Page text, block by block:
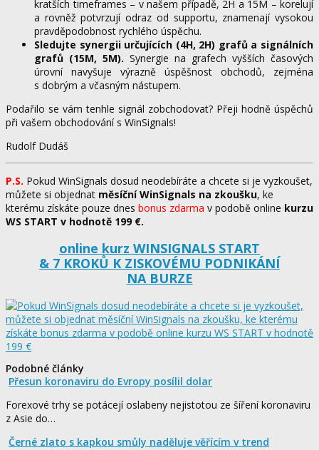
kratších timeframes – v našem případě, 2H a 15M – korelují
a rovněž potvrzují odraz od supportu, znamenají vysokou
pravděpodobnost rychlého úspěchu.
Sledujte synergii určujících (4H, 2H) grafů a signálních
grafů (15M, 5M). Synergie na grafech vyšších časových
úrovní navyšuje výrazně úspěšnost obchodů, zejména
s dobrým a včasným nástupem.
Podařilo se vám tenhle signál zobchodovat? Přeji hodně úspěchů
při vašem obchodování s WinSignals!
Rudolf Dudáš
P.S. Pokud WinSignals dosud neodebíráte a chcete si je vyzkoušet,
můžete si objednat měsíční WinSignals na zkoušku, ke
kterému získáte pouze dnes bonus zdarma v podobě online kurzu
WS START v hodnotě 199 €.
online kurz WINSIGNALS START
& 7 KROKŮ K ZISKOVÉMU PODNIKÁNÍ
NA BURZE
Podobné články
Přesun koronaviru do Evropy posílil dolar
Forexové trhy se potácejí oslabeny nejistotou ze šíření koronaviru
z Asie do…
Černé zlato s kapkou smůly naděluje věřícím v trend